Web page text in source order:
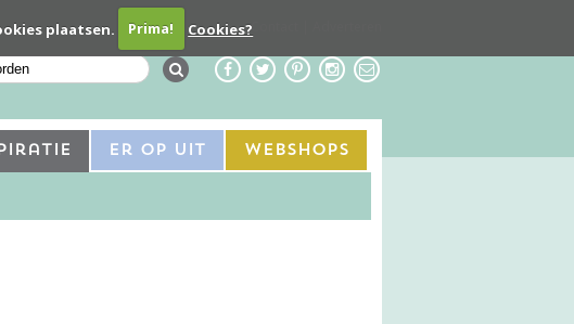
plaatsen. Prima! Cookies?Contact
Er Op Uit Webshops